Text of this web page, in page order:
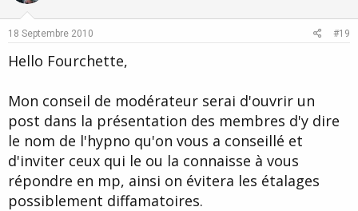
18 Septembre 2010 #19
Hello Fourchette,
Mon conseil de modérateur serai d'ouvrir un
post dans la présentation des membres d'y dire
le nom de l'hypno qu'on vous a conseillé et
d'inviter ceux qui le ou la connaisse à vous
répondre en mp, ainsi on évitera les étalages
possiblement diffamatoires.